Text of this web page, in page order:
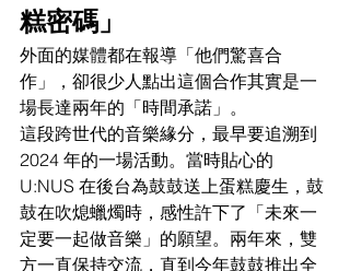
糕密碼」
外面的媒體都在報導「他們驚喜合
作」，卻很少人點出這個合作其實是一
場長達兩年的「時間承諾」。
這段跨世代的音樂緣分，最早要追溯到
2024 年的一場活動。當時貼心的
U:NUS 在後台為鼓鼓送上蛋糕慶生，鼓
鼓在吹熄蠟燭時，感性許下了「未來一
定要一起做音樂」的願望。兩年來，雙
方一直保持交流，直到今年鼓鼓推出全